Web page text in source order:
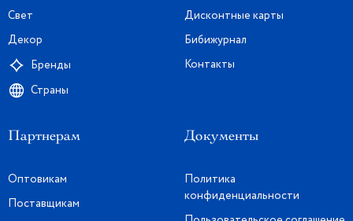
Свет
Декор
Бренды
Страны
Дисконтные карты
Бибижурнал
Контакты
Партнерам
Оптовикам
Поставщикам
Документы
Политика
конфиденциальности